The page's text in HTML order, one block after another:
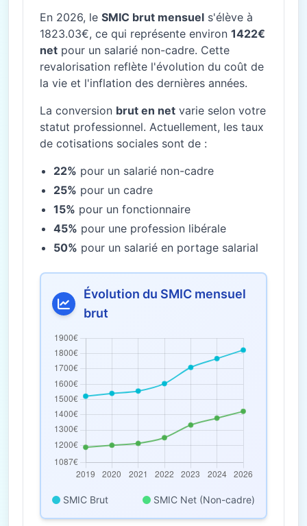
En 2026, le SMIC brut mensuel s'élève à
1823.03€, ce qui représente environ 1422€
net pour un salarié non-cadre. Cette
revalorisation reflète l'évolution du coût de
la vie et l'inflation des dernières années.
La conversion brut en net varie selon votre
statut professionnel. Actuellement, les taux
de cotisations sociales sont de :
22% pour un salarié non-cadre
25% pour un cadre
15% pour un fonctionnaire
45% pour une profession libérale
50% pour un salarié en portage salarial
Évolution du SMIC mensuel
brut
SMIC Brut SMIC Net (Non-cadre)